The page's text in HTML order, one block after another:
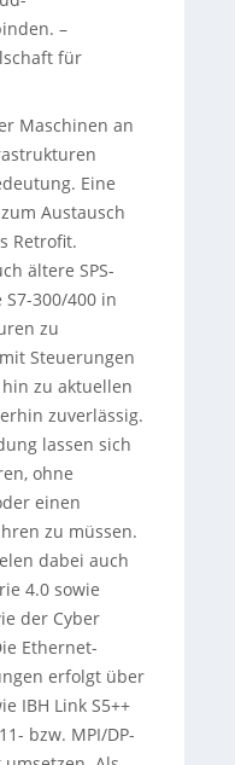
–
für
Maschinen an
Eine
Austausch
Retrofit.
ältere SPS-
300/400 in
zu
Steuerungen
zu aktuellen
zuverlässig.
lassen sich
ohne
einen
zu müssen.
dabei auch
4.0 sowie
der Cyber
Ethernet-
erfolgt über
IBH Link S5++
bzw. MPI/DP-